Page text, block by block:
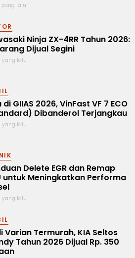
yang lalu
Ninja ZX-4RR Tahun 2026:
Dijual Segini
yang lalu
di GIIAS 2026, VinFast VF 7 ECO
Dibanderol Terjangkau
yang lalu
Delete EGR dan Remap
untuk Meningkatkan Performa
yang lalu
Varian Termurah, KIA Seltos
Tahun 2026 Dijual Rp. 350